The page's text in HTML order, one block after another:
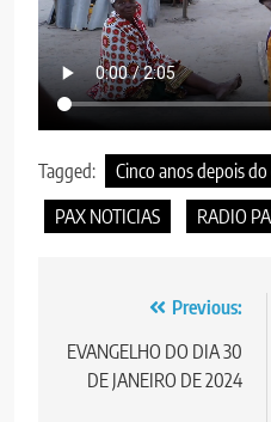
Tagged:
Cinco anos depois
PAX NOTICIAS
RADIO
navigation
Previous:
EVANGELHO DO DIA 30
DE JANEIRO DE 2024